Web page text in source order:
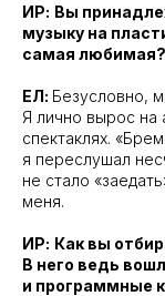
ИР: Вы
музыку на
самая любимая?
ЕЛ: Безусловно,
Я лично вырос на
спектаклях.
я переслушал
не стало
меня.
ИР: Как вы
В него ведь
и программные